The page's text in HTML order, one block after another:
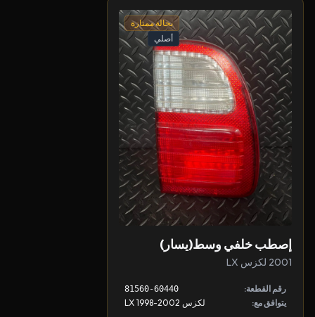
بحالة ممتازة
أصلي
إصطب خلفي وسط(يسار)
2001 لكزس LX
رقم القطعة: 81560-60440
يتوافق مع: لكزس LX 1998-2002